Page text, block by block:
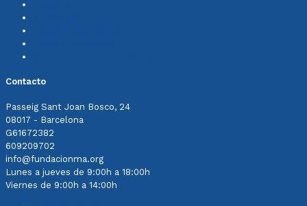
Contacto
Passeig Sant Joan Bosco, 24
08017 - Barcelona
G61672382
609209702
info@fundacionma.org
Lunes a jueves de 9:00h a 18:00h
Viernes de 9:00h a 14:00h